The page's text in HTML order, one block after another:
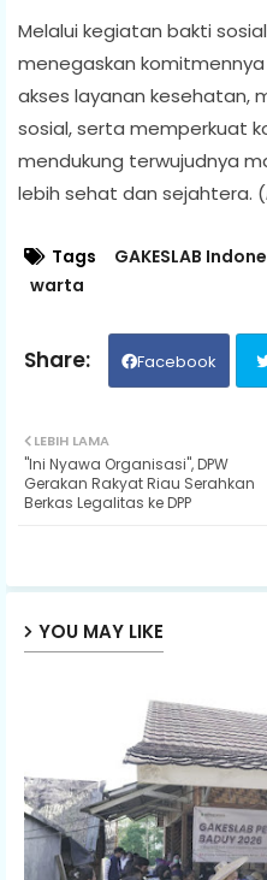
Melalui kegiatan bakti sosial
menegaskan
akses layanan kesehatan,
sosial, serta memperkuat
mendukung terwujudnya
lebih sehat dan sejahtera. (
Tags GAKESLAB
warta
Facebook
LEBIH LAMA
"Ini Nyawa Organisasi", DPW
Gerakan Rakyat Riau Serahkan
Berkas Legalitas ke DPP
YOU MAY LIKE